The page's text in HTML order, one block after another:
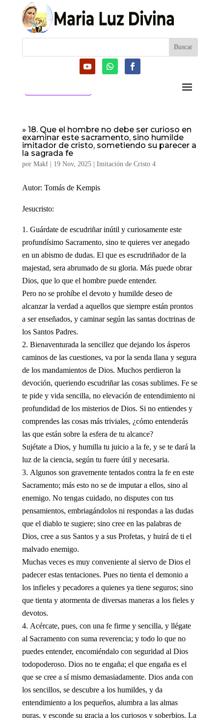
» 18. Que el hombre no debe ser curioso en
examinar este sacramento, sino humilde
imitador de cristo, sometiendo su parecer a
la sagrada fe
por Makf| 19 Nov, 2025| Imitación de Cristo 4
Autor: Tomás de Kempis
Jesucristo:
Guárdate de escudriñar inútil y curiosamente este
profundísimo Sacramento, sino te quieres ver anegado
en un abismo de dudas. El que es escrudriñador de la
majestad, sera abrumado de su gloria. Más puede obrar
Dios, que lo que el hombre puede entender.
Pero no se prohíbe el devoto y humilde deseo de
alcanzar la verdad a aquellos que siempre están prontos
a ser enseñados, y caminar según las santas doctrinas de
los Santos Padres.
Bienaventurada la sencillez que dejando los ásperos
caminos de las cuestiones, va por la senda llana y segura
de los mandamientos de Dios. Muchos perdieron la
devoción, queriendo escudriñar las cosas sublimes. Fe se
te pide y vida sencilla, no elevación de entendimiento ni
profundidad de los misterios de Dios. Si no entiendes y
comprendes las cosas más triviales, ¿cómo entenderás
las que están sobre la esfera de tu alcance?
Sujétate a Dios, y humilla tu juicio a la fe, y se te dará la
luz de la ciencia, según tu fuere útil y necesaria.
Algunos son gravemente tentados contra la fe en este
Sacramento; más esto no se de imputar a ellos, sino al
enemigo. No tengas cuidado, no disputes con tus
pensamientos, embriagándolos ni respondas a las dudas
que el diablo te sugiere; sino cree en las palabras de
Dios, cree a sus Santos y a sus Profetas, y huirá de ti el
malvado enemigo.
Muchas veces es muy conveniente al siervo de Dios el
padecer estas tentaciones. Pues no tienta el demonio a
los infieles y pecadores a quienes ya tiene seguros; sino
que tienta y atormenta de diversas maneras a los fieles y
devotos.
Acércate, pues, con una fe firme y sencilla, y llégate
al Sacramento con suma reverencia; y todo lo que no
puedes entender, encomiéndalo con seguridad al Dios
todopoderoso. Dios no te engaña; el que engaña es el
que se cree a sí mismo demasiadamente. Dios anda con
los sencillos, se descubre a los humildes, y da
entendimiento a los pequeños, alumbra a las almas
puras, y esconde su gracia a los curiosos y soberbios. La